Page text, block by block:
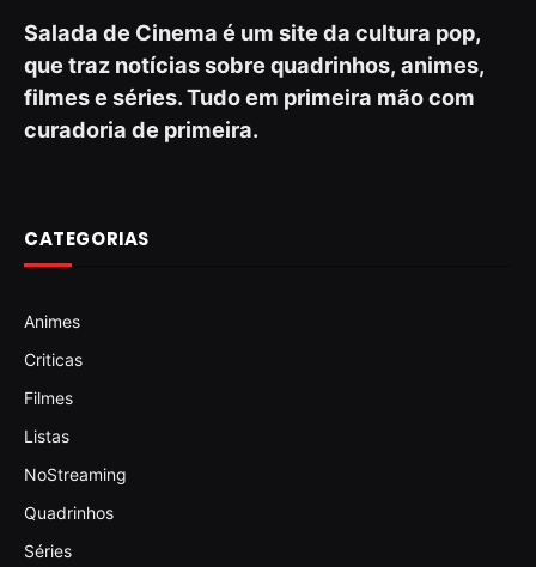
Salada de Cinema é um site da cultura pop,
que traz notícias sobre quadrinhos, animes,
filmes e séries. Tudo em primeira mão com
curadoria de primeira.
CATEGORIAS
Animes
Criticas
Filmes
Listas
NoStreaming
Quadrinhos
Séries